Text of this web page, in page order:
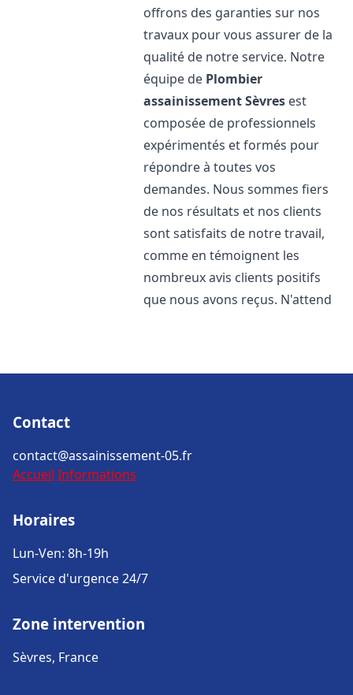
offrons des garanties sur nos
travaux pour vous assurer de la
qualité de notre service. Notre
équipe de Plombier
assainissementSèvres est
composée de professionnels
expérimentés et formés pour
répondre à toutes vos
demandes. Nous sommes fiers
de nos résultats et nos clients
sont satisfaits de notre travail,
comme en témoignent les
nombreux avis clients positifs
que nous avons reçus. N'attend
Contact
contact@assainissement-05.fr
Accueil Informations
Horaires
Lun-Ven: 8h-19h
Service d'urgence 24/7
Zone intervention
Sèvres, France